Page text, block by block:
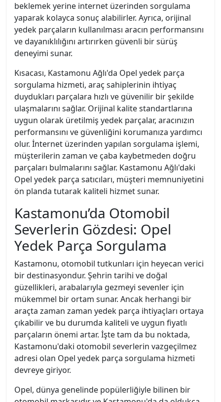
beklemek yerine internet üzerinden sorgulama
yaparak kolayca sonuç alabilirler. Ayrıca, orijinal
yedek parçaların kullanılması aracın performansını
ve dayanıklılığını artırırken güvenli bir sürüş
deneyimi sunar.
Kısacası, Kastamonu Ağlı'da Opel yedek parça
sorgulama hizmeti, araç sahiplerinin ihtiyaç
duydukları parçalara hızlı ve güvenilir bir şekilde
ulaşmalarını sağlar. Orijinal kalite standartlarına
uygun olarak üretilmiş yedek parçalar, aracınızın
performansını ve güvenliğini korumanıza yardımcı
olur. İnternet üzerinden yapılan sorgulama işlemi,
müşterilerin zaman ve çaba kaybetmeden doğru
parçaları bulmalarını sağlar. Kastamonu Ağlı'daki
Opel yedek parça satıcıları, müşteri memnuniyetini
ön planda tutarak kaliteli hizmet sunar.
Kastamonu’da Otomobil
Severlerin Gözdesi: Opel
Yedek Parça Sorgulama
Kastamonu, otomobil tutkunları için heyecan verici
bir destinasyondur. Şehrin tarihi ve doğal
güzellikleri, arabalarıyla gezmeyi sevenler için
mükemmel bir ortam sunar. Ancak herhangi bir
araçta zaman zaman yedek parça ihtiyaçları ortaya
çıkabilir ve bu durumda kaliteli ve uygun fiyatlı
parçaların önemi artar. İşte tam da bu noktada,
Kastamonu'daki otomobil severlerin vazgeçilmez
adresi olan Opel yedek parça sorgulama hizmeti
devreye giriyor.
Opel, dünya genelinde popülerliğiyle bilinen bir